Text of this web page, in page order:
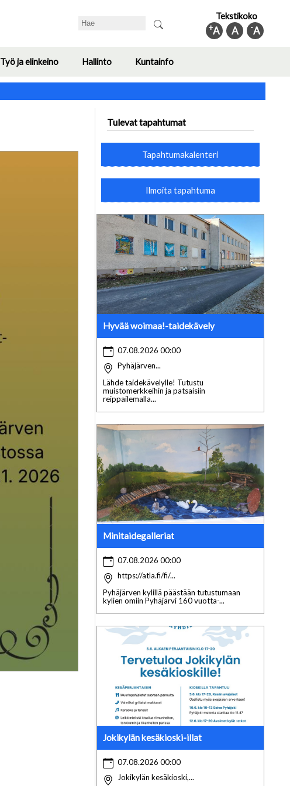
Search Tekstikoko
-A
A
+A
Työ ja elinkeino
Toggle
Hallinto
Toggle
Kuntainfo
Tulevat tapahtumat
Tapahtumakalenteri
Ilmoita tapahtuma
Hyvää woimaa!-taidekävely
07.08.2026 00:00
Pyhäjärven...
Lähde taidekävelylle! Tutustu
muistomerkkeihin ja patsaisiin
reippailemalla...
Minitaidegalleriat
07.08.2026 00:00
https://atla.fi/fi/...
Pyhäjärven kylillä päästään tutustumaan
kylien omiin Pyhäjärvi 160 vuotta-...
Jokikylän kesäkioski-illat
07.08.2026 00:00
Jokikylän kesäkioski,...